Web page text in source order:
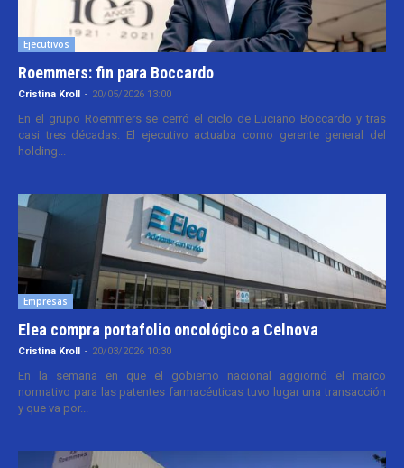
Ejecutivos
Roemmers: fin para Boccardo
Cristina Kroll - 20/05/2026 13:00
En el grupo Roemmers se cerró el ciclo de Luciano Boccardo y tras
casi tres décadas. El ejecutivo actuaba como gerente general del
holding...
Empresas
Elea compra portafolio oncológico a Celnova
Cristina Kroll - 20/03/2026 10:30
En la semana en que el gobierno nacional aggiornó el marco
normativo para las patentes farmacéuticas tuvo lugar una transacción
y que va por...